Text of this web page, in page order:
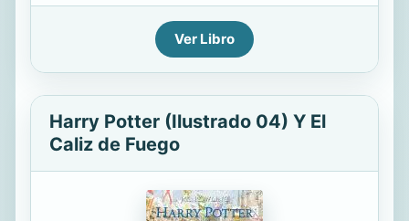
Ver Libro
Harry Potter (Ilustrado 04) Y El
Caliz de Fuego